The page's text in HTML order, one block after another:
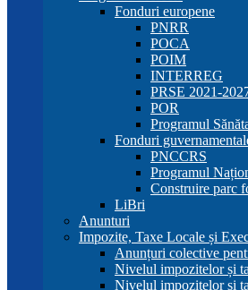
Fonduri europene
PNRR
POCA
POIM
INTERREG
PRSE 2021-
POR
Programul
Fonduri
PNCCRS
Programul
Construire parc
LiBri
Anunturi
Impozite, Taxe Locale și
Anunțuri colective
Nivelul impozitelor și
Nivelul impozitelor și